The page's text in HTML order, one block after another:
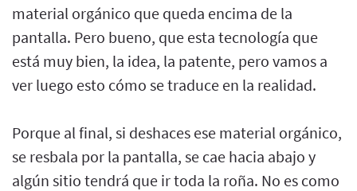
material orgánico que queda encima de la
pantalla. Pero bueno, que esta tecnología que
está muy bien, la idea, la patente, pero vamos a
ver luego esto cómo se traduce en la realidad.
Porque al final, si deshaces ese material orgánico,
se resbala por la pantalla, se cae hacia abajo y
algún sitio tendrá que ir toda la roña. No es como